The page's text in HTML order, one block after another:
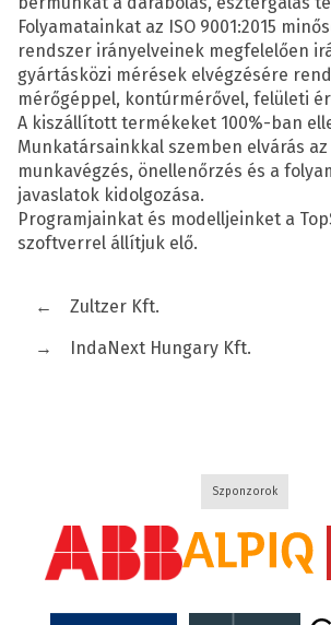
Folyamatainkat az ISO 9001:2015
rendszer irányelveinek megfelelően
gyártásközi mérések elvégzésére
mérőgéppel, kontúrmérővel, felületi
A kiszállított termékeket 100%-ban
Munkatársainkkal szemben elvárás
munkavégzés, önellenőrzés és a
javaslatok kidolgozása.
Programjainkat és modelljeinket a
szoftverrel állítjuk elő.
←
Zultzer Kft.
→
IndaNext Hungary Kft.
Szponzorok